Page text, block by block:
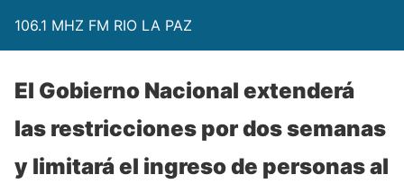
106.1 MHZ FM RIO LA PAZ
El Gobierno Nacional extenderá
las restricciones por dos semanas
y limitará el ingreso de personas al